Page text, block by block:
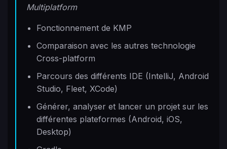
Multiplatform
Fonctionnement de KMP
Comparaison avec les autres technologie
Cross-platform
Parcours des différents IDE (IntelliJ, Android
Studio, Fleet, XCode)
Générer, analyser et lancer un projet sur les
différentes plateformes (Android, iOS,
Desktop)